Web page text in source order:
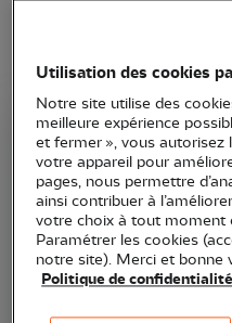
LPO Aquitaine
Utilisation des cookies
Notre site utilise des
meilleure expérience
et fermer », vous autorisez
votre appareil pour
pages, nous permettre
ainsi contribuer à
votre choix à tout moment
Paramétrer les cookies
notre site). Merci et bonne
Politique de confidentialité